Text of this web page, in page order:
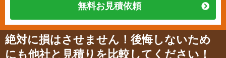
無料お見積依頼
絶対に損はさせません！後悔しないため
にも他社と見積りを比較してください！